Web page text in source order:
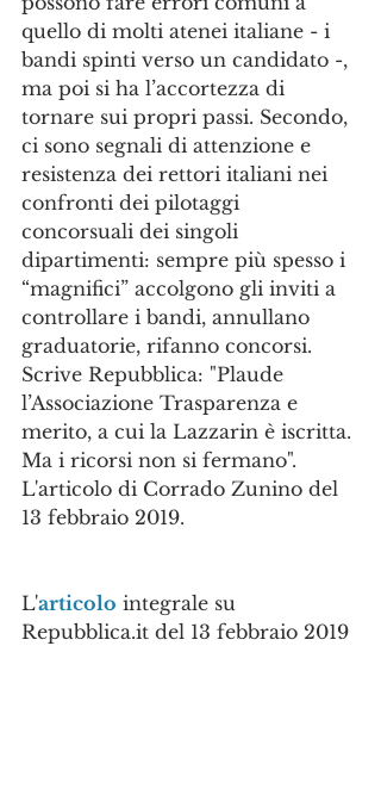
quello di molti atenei italiane - i
bandi spinti verso un candidato -,
ma poi si ha l’accortezza di
tornare sui propri passi. Secondo,
ci sono segnali di attenzione e
resistenza dei rettori italiani nei
confronti dei pilotaggi
concorsuali dei singoli
dipartimenti: sempre più spesso i
“magnifici” accolgono gli inviti a
controllare i bandi, annullano
graduatorie, rifanno concorsi.
Scrive Repubblica: "Plaude
l’Associazione Trasparenza e
merito, a cui la Lazzarin è iscritta.
Ma i ricorsi non si fermano".
L'articolo di Corrado Zunino del
13 febbraio 2019.
L'articolo integrale su
Repubblica.it del 13 febbraio 2019